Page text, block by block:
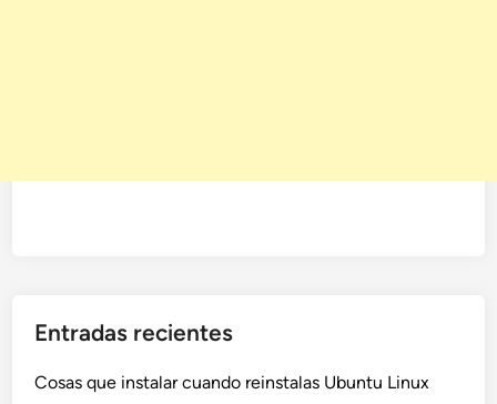
Entradas recientes
Cosas que instalar cuando reinstalas Ubuntu Linux